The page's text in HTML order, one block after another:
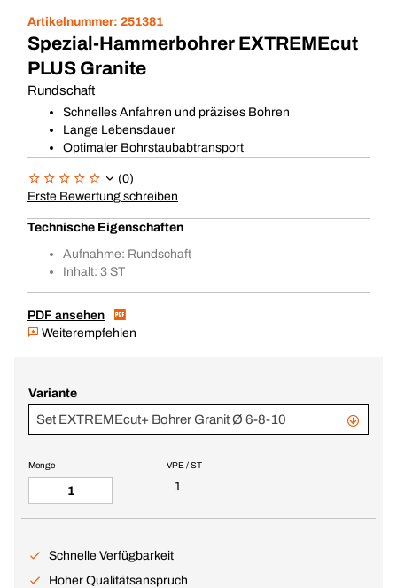
Artikelnummer: 251381
Spezial-Hammerbohrer EXTREMEcut
PLUS Granite
Rundschaft
Schnelles Anfahren und präzises Bohren
Lange Lebensdauer
Optimaler Bohrstaubabtransport
(0)
Erste Bewertung schreiben
Technische Eigenschaften
Aufnahme: Rundschaft
Inhalt: 3 ST
PDF ansehen
Weiterempfehlen
Variante
Set EXTREMEcut+ Bohrer Granit Ø 6-8-10
VPE / ST
1
Menge
Schnelle Verfügbarkeit
Hoher Qualitätsanspruch